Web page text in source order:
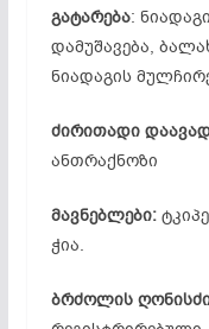
გატარება:
დამუშავება,
ნიადაგის
ძირითადი
ანთრაქნოზი
მავნებლები:
ჭია.
ბრძოლის